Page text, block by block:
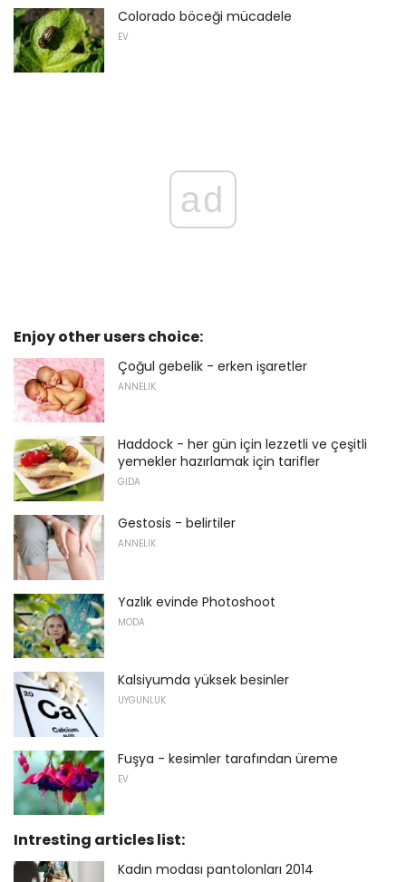
Colorado böceği mücadele
EV
ad
Enjoy other users choice:
Çoğul gebelik - erken işaretler
ANNELIK
Haddock - her gün için lezzetli ve çeşitli
yemekler hazırlamak için tarifler
GIDA
Gestosis - belirtiler
ANNELIK
Yazlık evinde Photoshoot
MODA
Kalsiyumda yüksek besinler
UYGUNLUK
Fuşya - kesimler tarafından üreme
EV
Intresting articles list:
Kadın modası pantolonları 2014